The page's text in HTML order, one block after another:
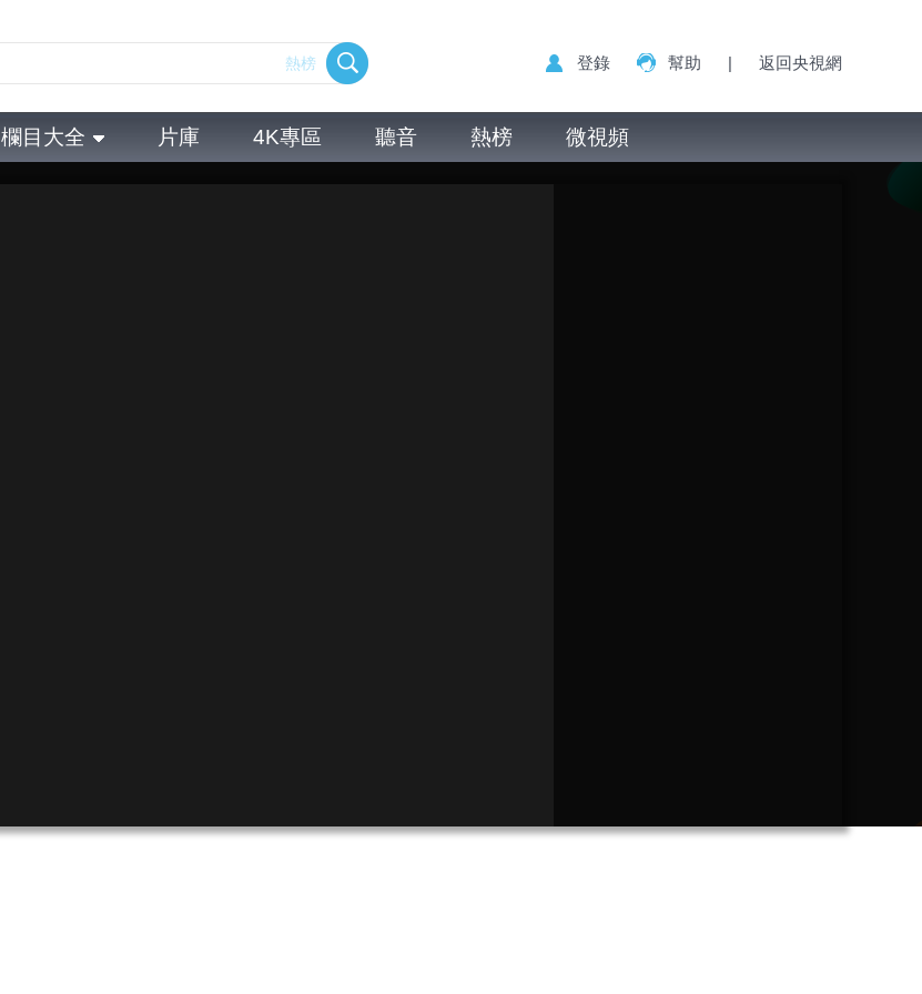
熱榜 登錄 幫助 | 返回央視網
欄目大全 片庫 4K專區 聽音 熱榜 微視頻